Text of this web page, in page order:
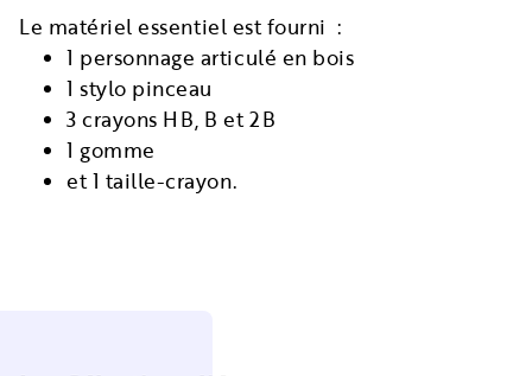
Le matériel essentiel est fourni :
1 personnage articulé en bois
1 stylo pinceau
3 crayons HB, B et 2B
1 gomme
et 1 taille-crayon.